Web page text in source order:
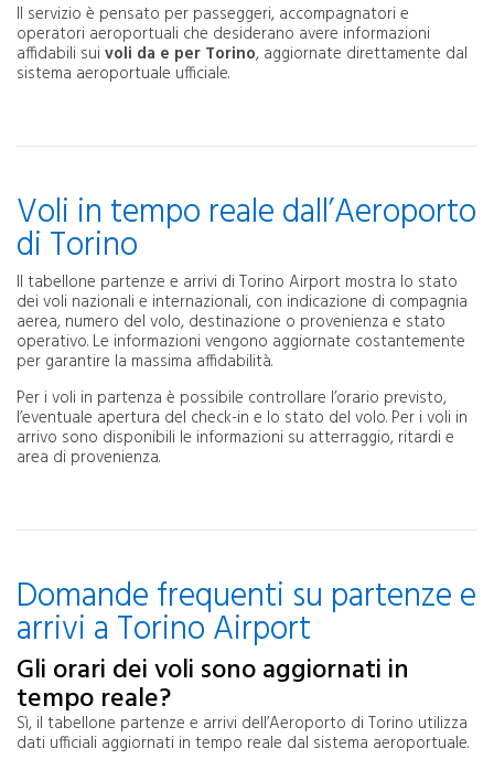
Il servizio è pensato per passeggeri, accompagnatori e
operatori aeroportuali che desiderano avere informazioni
affidabili suivoli da e per Torino, aggiornate direttamente dal
sistema aeroportuale ufficiale.
Voli in tempo reale dall’Aeroporto
di Torino
Il tabellone partenze e arrivi di Torino Airport mostra lo stato
dei voli nazionali e internazionali, con indicazione di compagnia
aerea, numero del volo, destinazione o provenienza e stato
operativo. Le informazioni vengono aggiornate costantemente
per garantire la massima affidabilità.
Per i voli in partenza è possibile controllare l’orario previsto,
l’eventuale apertura del check-in e lo stato del volo. Per i voli in
arrivo sono disponibili le informazioni su atterraggio, ritardi e
area di provenienza.
Domande frequenti su partenze e
arrivi a Torino Airport
Gli orari dei voli sono aggiornati in
tempo reale?
Sì, il tabellone partenze e arrivi dell’Aeroporto di Torino utilizza
dati ufficiali aggiornati in tempo reale dal sistema aeroportuale.